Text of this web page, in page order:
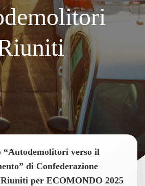
“Autodemolitori verso il
di Confederazione
per ECOMONDO 2025